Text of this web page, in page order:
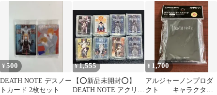
ステッカーコレクショ
ン L シークレット
¥500
DEATH NOTE デスノー
トカード 2枚セット
¥1,555
【⭕️新品未開封⭕️】
DEATH NOTE アクリル
¥ 1,700
アルジャーノンプロダ
クト キャラクター